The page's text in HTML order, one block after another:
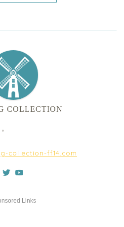
COLLECTION
collection-ff14.com
Links